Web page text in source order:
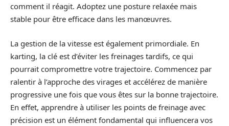
comment il réagit. Adoptez une posture relaxée mais
stable pour être efficace dans les manœuvres.
La gestion de la vitesse est également primordiale. En
karting, la clé est d’éviter les freinages tardifs, ce qui
pourrait compromettre votre trajectoire. Commencez par
ralentir à l’approche des virages et accélérez de manière
progressive une fois que vous êtes sur la bonne trajectoire.
En effet, apprendre à utiliser les points de freinage avec
précision est un élément fondamental qui influencera vos